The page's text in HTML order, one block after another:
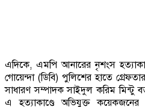
এদিকে, এমপি আনারের নৃশংস
গোয়েন্দা (ডিবি) পুলিশের হাতে
সাধারণ সম্পাদক সাইদুল করিম মিন্টু
এ হত্যাকাণ্ডে অভিযুক্ত কয়েকজনের